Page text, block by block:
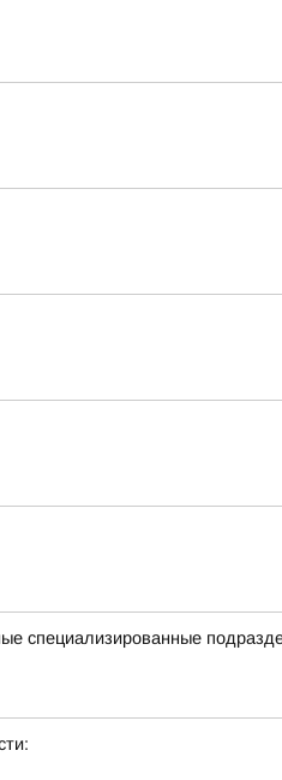
специализированные